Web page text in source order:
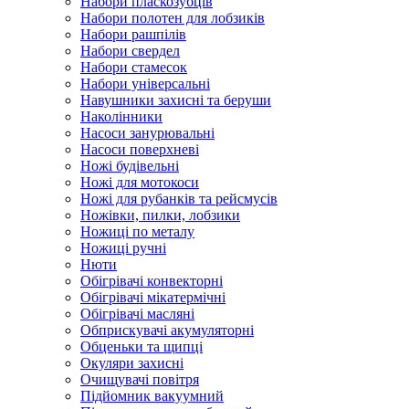
Набори полотен для лобзиків
Набори рашпілів
Набори свердел
Набори стамесок
Набори універсальні
Навушники захисні та беруши
Наколінники
Насоси занурювальні
Насоси поверхневі
Ножі будівельні
Ножі для мотокоси
Ножі для рубанків та рейсмусів
Ножівки, пилки, лобзики
Ножиці по металу
Ножиці ручні
Нюти
Обігрівачі конвекторні
Обігрівачі мікатермічні
Обігрівачі масляні
Обприскувачі акумуляторні
Обценьки та щипці
Окуляри захисні
Очищувачі повітря
Підйомник вакуумний